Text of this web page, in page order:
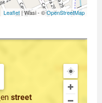
Leaflet | Wasi - ©OpenStreetMap
en street